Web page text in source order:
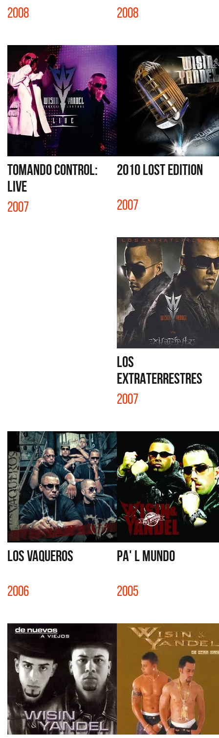
2008 2008
TOMANDO CONTROL:
LIVE
2007
2010 LOST EDITION
2007
LOS
EXTRATERRESTRES
2007
LOS VAQUEROS
2006
PA' L MUNDO
2005